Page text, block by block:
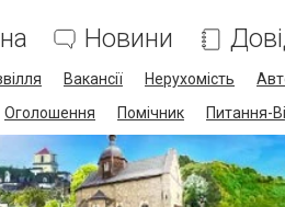
Новини
Вакансії Нерухомість
Оголошення Помічник Питання-